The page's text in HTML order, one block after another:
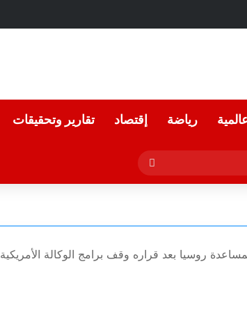
رياضة إقتصاد تقارير وتحقيقات
بحث
عن
روسيا بعد قراره وقف برامج الوكالة الأمريكية